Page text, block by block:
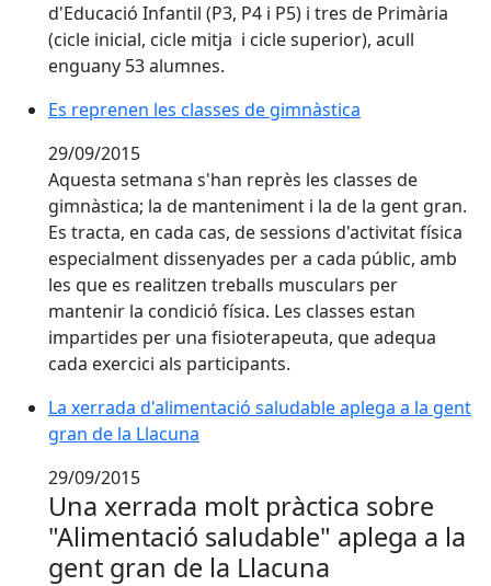
d'Educació Infantil (P3, P4 i P5) i tres de Primària
(cicle inicial, cicle mitja i cicle superior), acull
enguany 53 alumnes.
Es reprenen les classes de gimnàstica
Es reprenen les classes de gimnàstica
29/09/2015
Aquesta setmana s'han reprès les classes de
gimnàstica; la de manteniment i la de la gent gran.
Es tracta, en cada cas, de sessions d'activitat física
especialment dissenyades per a cada públic, amb
les que es realitzen treballs musculars per
mantenir la condició física. Les classes estan
impartides per una fisioterapeuta, que adequa
cada exercici als participants.
La xerrada d'alimentació saludable aplega a la gent
gran de la Llacuna
29/09/2015
Una xerrada molt pràctica sobre
"Alimentació saludable" aplega a la
gent gran de la Llacuna